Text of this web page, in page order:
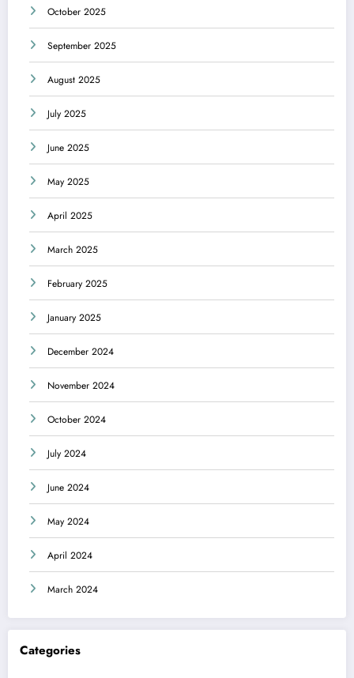
October 2025
September 2025
August 2025
July 2025
June 2025
May 2025
April 2025
March 2025
February 2025
January 2025
December 2024
November 2024
October 2024
July 2024
June 2024
May 2024
April 2024
March 2024
Categories